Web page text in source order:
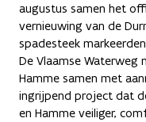
augustus samen het
vernieuwing van de
spadesteek
De Vlaamse Waterweg
Hamme samen met
ingrijpend project dat
en Hamme veiliger,